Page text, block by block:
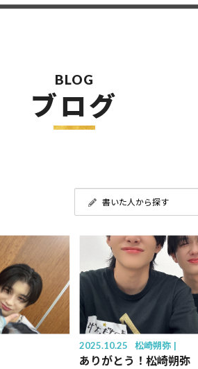
BLOG
ブログ
2025.10.25 松崎朔弥
ありがとう！松崎朔弥